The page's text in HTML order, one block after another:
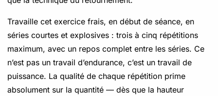
Travaille cet exercice frais, en début de séance, en
séries courtes et explosives : trois à cinq répétitions
maximum, avec un repos complet entre les séries. Ce
n’est pas un travail d’endurance, c’est un travail de
puissance. La qualité de chaque répétition prime
absolument sur la quantité — dès que la hauteur